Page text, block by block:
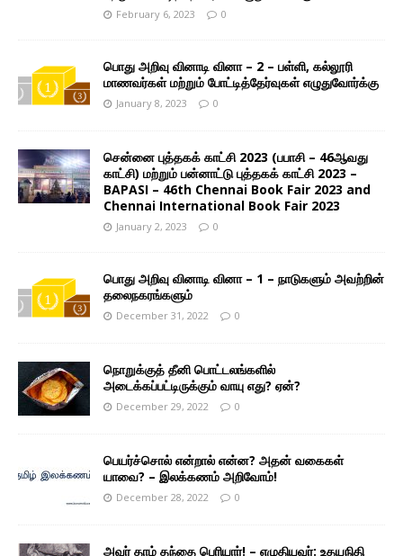
February 6, 2023 0
பொது அறிவு வினாடி வினா – 2 – பள்ளி, கல்லூரி
மாணவர்கள் மற்றும் போட்டித்தேர்வுகள் எழுதுவோர்க்கு
January 8, 2023 0
சென்னை புத்தகக் காட்சி 2023 (பபாசி – 46ஆவது
காட்சி) மற்றும் பன்னாட்டு புத்தகக் காட்சி 2023 –
BAPASI – 46th Chennai Book Fair 2023 and
Chennai International Book Fair 2023
January 2, 2023 0
பொது அறிவு வினாடி வினா – 1 – நாடுகளும் அவற்றின்
தலைநகரங்களும்
December 31, 2022 0
நொறுக்குத் தீனி பொட்டலங்களில்
அடைக்கப்பட்டிருக்கும் வாயு எது? ஏன்?
December 29, 2022 0
பெயர்ச்சொல் என்றால் என்ன? அதன் வகைகள்
யாவை? – இலக்கணம் அறிவோம்!
December 28, 2022 0
அவர் தாம் தந்தை பெரியார்! – எழுதியவர்: உதயநிதி